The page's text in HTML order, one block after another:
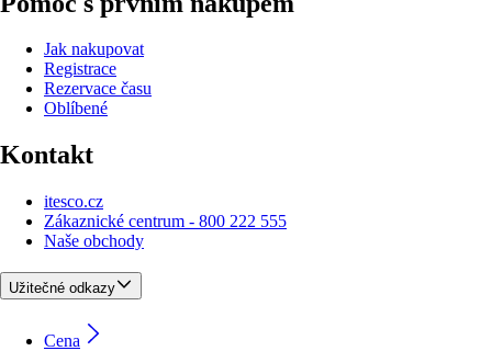
Jak nakupovat
Registrace
Rezervace času
Oblíbené
Kontakt
itesco.cz
Zákaznické centrum - 800 222 555
Naše obchody
Užitečné odkazy
Cena